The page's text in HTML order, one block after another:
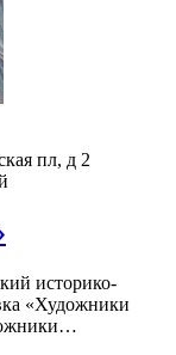
пл, д 2
историко-
«Художники